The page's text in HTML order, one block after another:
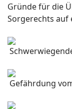
Gründe für die
Sorgerechts auf
Gefährdung